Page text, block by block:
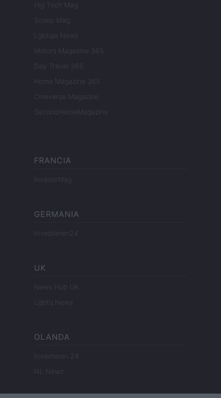
Hig Tech Mag
Scoop Mag
Lgbtqia News
Motors Magazine 365
Day Travel 365
Home Magazine 365
Cineverse Magazine
SecondHomeMagazine
FRANCIA
InvestirMag
GERMANIA
Investieren24
UK
News Hub UK
Lgbtq News
OLANDA
Investeren 24
NL Newz